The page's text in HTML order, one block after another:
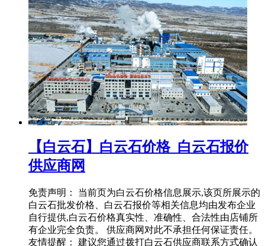
【白云石】白云石价格_白云石报价
供应商网
免责声明： 当前页为白云石价格信息展示,该页所展示的
白云石批发价格、白云石报价等相关信息均由发布企业
自行提供,白云石价格真实性、准确性、合法性由店铺所
有企业完全负责。 供应商网对此不承担任何保证责任。
友情提醒： 建议您通过拨打白云石供应商联系方式确认